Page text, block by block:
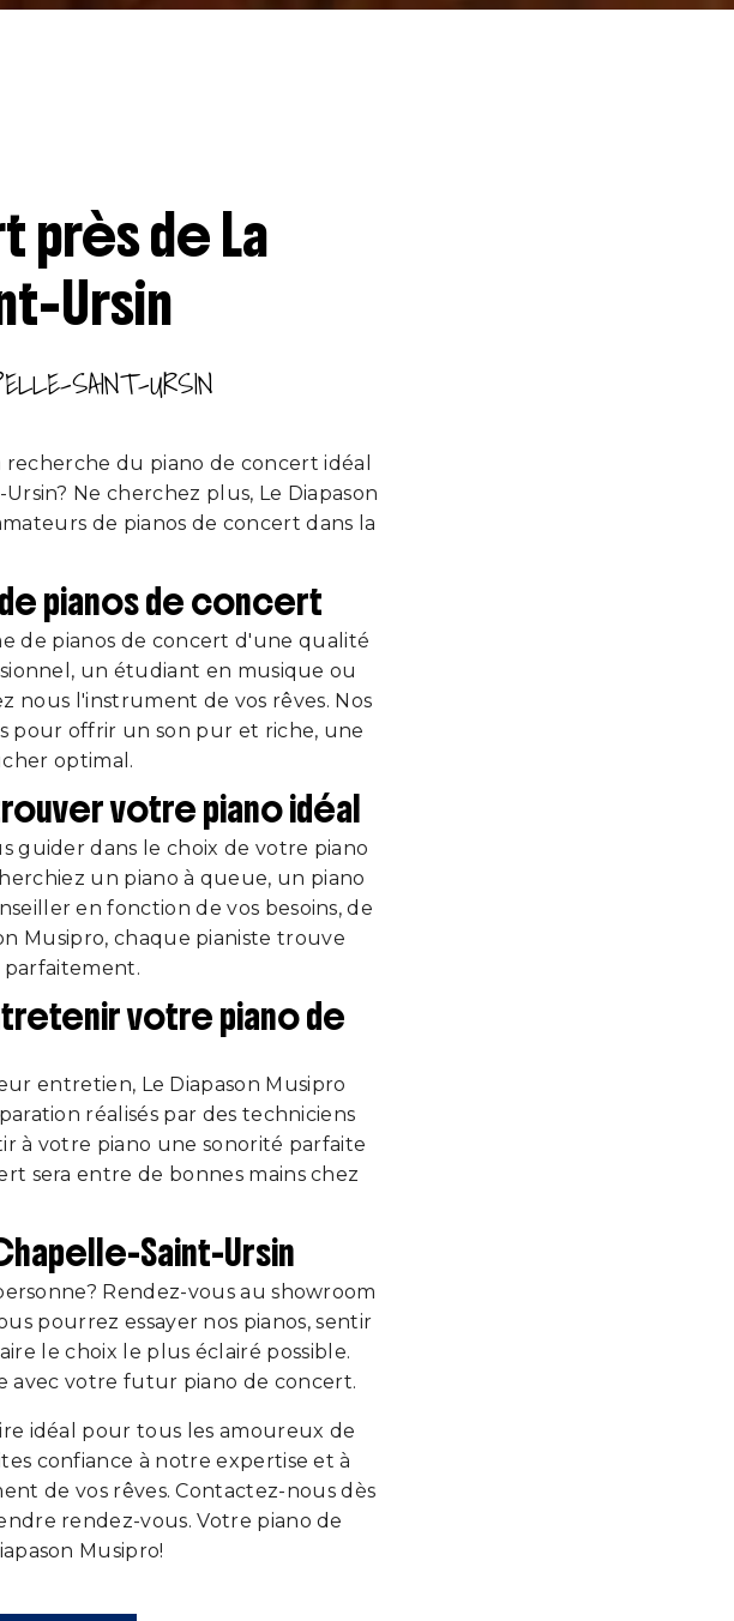
près de La
Ursin
SAINT-URSIN
du piano de concert idéal
Ne cherchez plus, Le Diapason
de pianos de concert dans la
pianos de concert
de pianos de concert d'une qualité
un étudiant en musique ou
nous l'instrument de vos rêves. Nos
pour offrir un son pur et riche, une
optimal.
votre piano idéal
guider dans le choix de votre piano
un piano à queue, un piano
en fonction de vos besoins, de
Musipro, chaque pianiste trouve
votre piano de
entretien, Le Diapason Musipro
réalisés par des techniciens
à votre piano une sonorité parfaite
sera entre de bonnes mains chez
Saint-Ursin
Rendez-vous au showroom
pourrez essayer nos pianos, sentir
le choix le plus éclairé possible.
avec votre futur piano de concert.
idéal pour tous les amoureux de
confiance à notre expertise et à
de vos rêves. Contactez-nous dès
rendez-vous. Votre piano de
Musipro!